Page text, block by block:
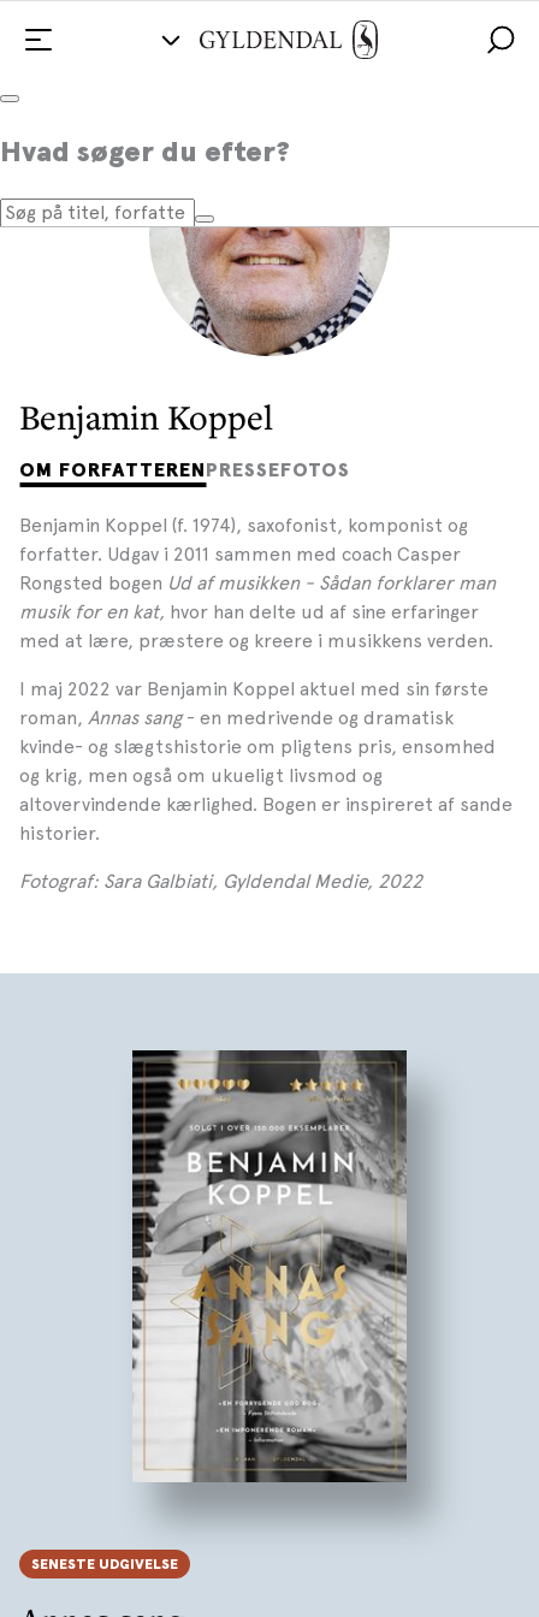
Hvad søger du efter?
Benjamin Koppel
OM FORFATTERENPRESSEFOTOS
Benjamin Koppel (f. 1974), saxofonist, komponist og
forfatter. Udgav i 2011 sammen med coach Casper
Rongsted bogen Ud af musikken - Sådan forklarer man
musik for en kat, hvor han delte ud af sine erfaringer
med at lære, præstere og kreere i musikkens verden.
I maj 2022 var Benjamin Koppel aktuel med sin første
roman, Annas sang- en medrivende og dramatisk
kvinde- og slægtshistorie om pligtens pris, ensomhed
og krig, men også om ukueligt livsmod og
altovervindende kærlighed. Bogen er inspireret af sande
historier.
Fotograf: Sara Galbiati, Gyldendal Medie, 2022
SENESTE UDGIVELSE